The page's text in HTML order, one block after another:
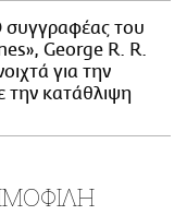
του
George R. R.
για την
την κατάθλιψη